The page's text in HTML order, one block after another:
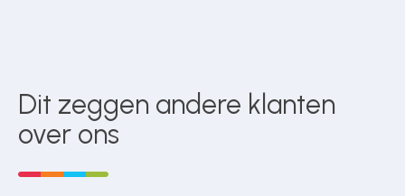
Dit zeggen andere klanten
over ons